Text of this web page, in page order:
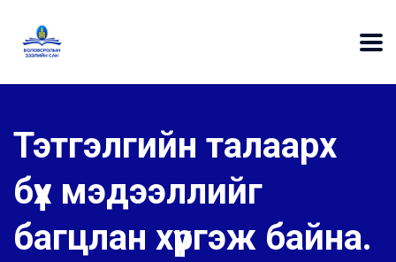
Тэтгэлгийн талаарх
бүх мэдээллийг
багцлан хүргэж байна.